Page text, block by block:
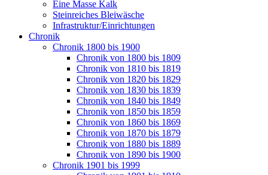
Eine Masse Kalk
Steinreiches Bleiwäsche
Infrastruktur/Einrichtungen
Chronik
Chronik 1800 bis 1900
Chronik von 1800 bis 1809
Chronik von 1810 bis 1819
Chronik von 1820 bis 1829
Chronik von 1830 bis 1839
Chronik von 1840 bis 1849
Chronik von 1850 bis 1859
Chronik von 1860 bis 1869
Chronik von 1870 bis 1879
Chronik von 1880 bis 1889
Chronik von 1890 bis 1900
Chronik 1901 bis 1999